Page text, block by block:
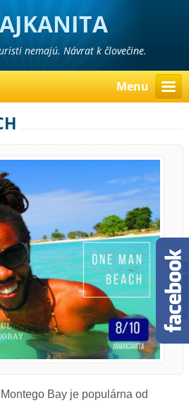
nemajú. Návrat k človečine.
Menu
Bay je populárna od